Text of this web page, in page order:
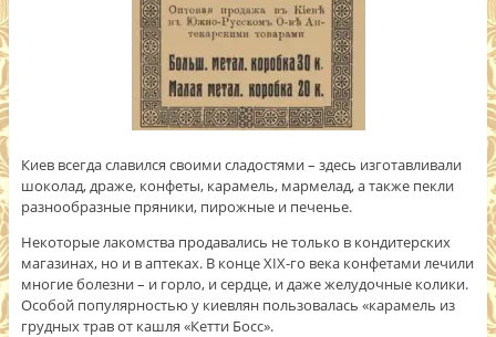
Киев всегда славился своими сладостями – здесь изготавливали
шоколад, драже, конфеты, карамель, мармелад, а также пекли
разнообразные пряники, пирожные и печенье.
Некоторые лакомства продавались не только в кондитерских
магазинах, но и в аптеках. В конце XIХ-го века конфетами лечили
многие болезни – и горло, и сердце, и даже желудочные колики.
Особой популярностью у киевлян пользовалась «карамель из
грудных трав от кашля «Кетти Босс».